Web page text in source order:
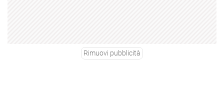
Rimuovi pubblicità